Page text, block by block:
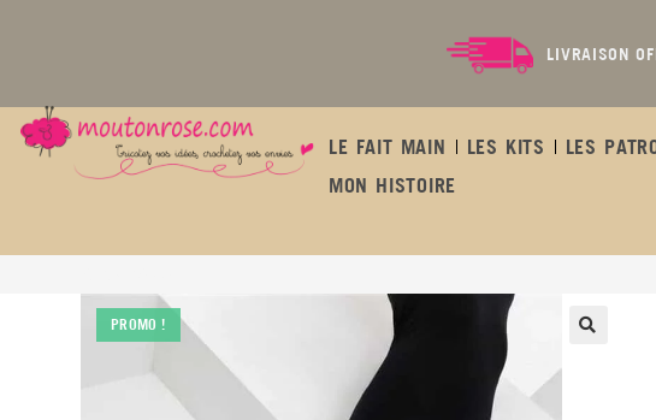
LIVRAISON
LE FAIT MAIN LES KITS LES
MON HISTOIRE
PROMO !